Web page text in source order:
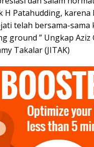
H Patahudding,
telah bersama-sama
ground ” Ungkap
Takalar (JITAK)